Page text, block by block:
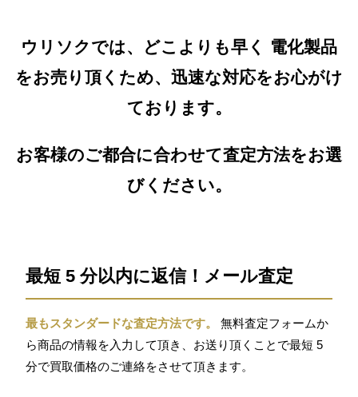
ウリソクでは、どこよりも早く 電化製品
をお売り頂くため、迅速な対応をお心がけ
ております。
お客様のご都合に合わせて査定方法をお選
びください。
最短 5 分以内に返信！メール査定
最もスタンダードな査定方法です。
無料査定フォームか
ら商品の情報を入力して頂き、お送り頂くことで最短 5
分で買取価格のご連絡をさせて頂きます。